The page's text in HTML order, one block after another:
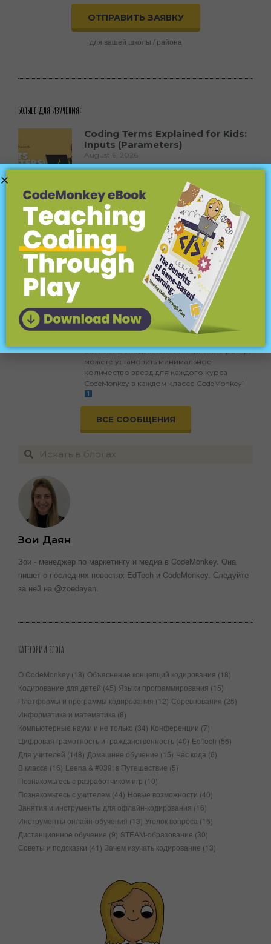
ВСЕ СООБЩЕНИЯ
Зои Даян
Зои - менеджер по маркетингу и медиа в CodeMonkey. Она
пишет о последних новостях EdTech и CodeMonkey. Следуйте
за ней на @zoedayan.
КАТЕГОРИИ БЛОГА
О CodeMonkey (18) Объяснение концепций кодирования (18)
Кодирование для детей (45) Языки программирования (15)
Платформы и программы кодирования (12) Соревнования (25)
Информатика и математика (8)
Компьютерные науки и не только (34) Конференции (7)
Цифровая грамотность и гражданственность (40) EdTech (56)
Для учителей (148) Домашнее обучение (15) Час кода (6)
В классе (16) Leena & #039; s Путешествие (5)
Познакомьтесь с разработчиком игр (10)
Познакомьтесь с учителем (44) Новые возможности (40)
Занятия и инструменты для офлайн-кодирования (16)
Инструменты онлайн-обучения (13) Уголок вопроса (16)
Дистанционное обучение (9) STEAM-образование (30)
Советы и подсказки (41) Зачем изучать кодирование (13)
ОТПРАВИТЬ ЗАЯВКУ
для вашей школы / района
Больше для изучения:
Coding Terms Explained for Kids:
Inputs (Parameters)
August 6, 2026
Learn about coding inputs (parameters) for kids!
Fun examples and easy explanations for young
coders.
Coding Terms Explained for Kids:
Functions
July 30, 2026
Discover what functions are in coding, their
importance, and fun examples for kids! Learn to
code with ease.
Оцените НОВУЮ
функцию
«Требования к количеству
звезд»!
23 июля 2026 г.
Вы, как преподаватель или администратор,
можете установить минимальное
количество звезд для каждого курса
CodeMonkey в каждом классе CodeMonkey!